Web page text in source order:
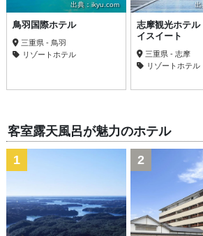
出典：ikyu.com
鳥羽国際ホテル
三重県 - 鳥羽
リゾートホテル
出
志摩観光ホテ
イスイート
三重県 - 志摩
リゾートホテル
客室露天風呂が魅力のホテル
1 2